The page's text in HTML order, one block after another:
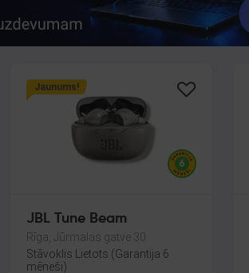
Jaunums!
JBL Tune Beam
Rīga, Jūrmalas gatve 30
Stāvoklis Lietots (Garantija 6
mēneši)